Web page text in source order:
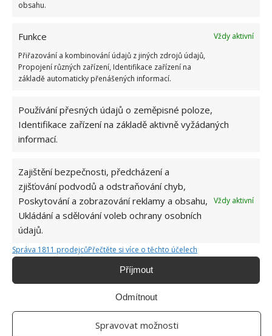
obsahu.
Funkce
Vždy aktivní
Přiřazování a kombinování údajů z jiných zdrojů údajů,
Propojení různých zařízení, Identifikace zařízení na
základě automaticky přenášených informací.
Používání přesných údajů o zeměpisné poloze,
Identifikace zařízení na základě aktivně vyžádaných
informací.
Zajištění bezpečnosti, předcházení a
zjišťování podvodů a odstraňování chyb,
Poskytování a zobrazování reklamy a obsahu,
Ukládání a sdělování voleb ochrany osobních
údajů.
Vždy aktivní
Správa 1811 prodejcůPřečtěte si více o těchto účelech
Příjmout
Odmítnout
Spravovat možnosti
KUFR NÁLEZ REKONSTRUKCE
KOMENTOVAT
Hana Musilová
přidala během svých studií a práce
redaktorky ji tak nadchla, že se
rozhodla zůstat. Její v...
autorovi]